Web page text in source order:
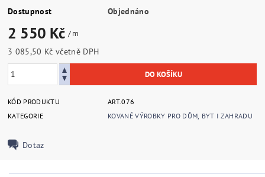
Dostupnost Objednáno
2 550 Kč/ m
3 085,50 Kč včetně DPH
KÓD PRODUKTU
ART.076
KATEGORIE
KOVANÉ VÝROBKY PRO DŮM, BYT I ZAHRADU
Dotaz